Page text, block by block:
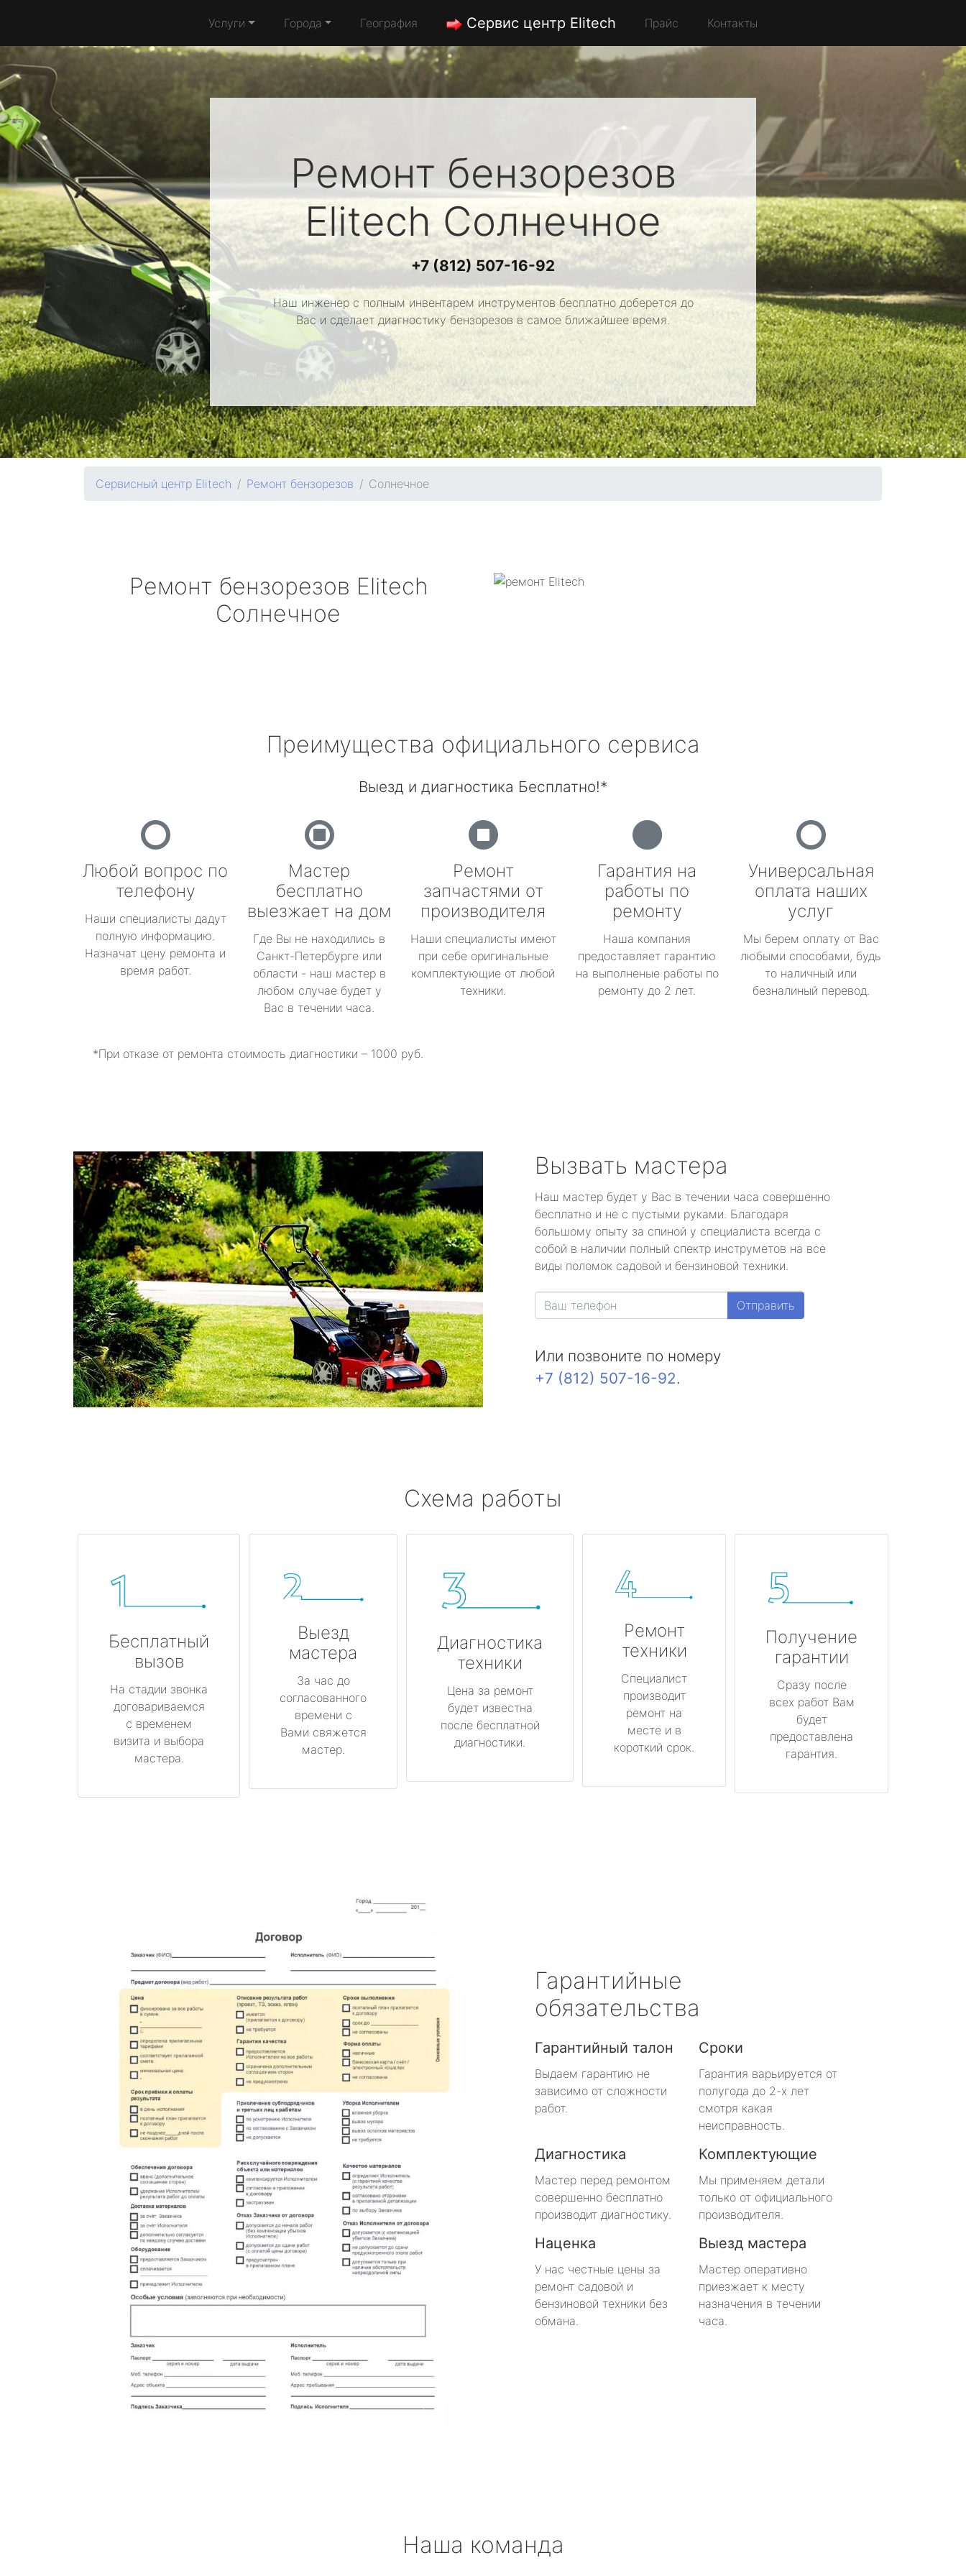
Услуги Города География Сервис центр Elitech Прайс Контакты
Ремонт бензорезов
ElitechСолнечное
+7 (812) 507-16-92
Наш инженер с полным инвентарем инструментов бесплатно доберется до
Вас и сделает диагностику бензорезов в самое ближайшее время.
Сервисный центр Elitech Ремонт бензорезов Солнечное
Ремонт бензорезов Elitech
Солнечное
Преимущества официального сервиса
Выезд и диагностика Бесплатно!*
Любой вопрос по
телефону
Наши специалисты дадут
полную информацию.
Назначат цену ремонта и
время работ.
Мастер
бесплатно
выезжает на дом
Где Вы не находились в
Санкт-Петербурге или
области - наш мастер в
любом случае будет у
Вас в течении часа.
Ремонт
запчастями от
производителя
Наши специалисты имеют
при себе оригинальные
комплектующие от любой
техники.
Гарантия на
работы по
ремонту
Наша компания
предоставляет гарантию
на выполненые работы по
ремонту до 2 лет.
Универсальная
оплата наших
услуг
Мы берем оплату от Вас
любыми способами, будь
то наличный или
безналиный перевод.
*При отказе от ремонта стоимость диагностики – 1000 руб.
Вызвать мастера
Наш мастер будет у Вас в течении часа совершенно
бесплатно и не с пустыми руками. Благодаря
большому опыту за спиной у специалиста всегда с
собой в наличии полный спектр инструметов на все
виды поломок садовой и бензиновой техники.
Отправить
Или позвоните по номеру
+7 (812) 507-16-92.
Схема работы
Бесплатный
вызов
На стадии звонка
договариваемся
с временем
визита и выбора
мастера.
Выезд
мастера
За час до
согласованного
времени с
Вами свяжется
мастер.
Диагностика
техники
Цена за ремонт
будет известна
после бесплатной
диагностики.
Ремонт
техники
Специалист
производит
ремонт на
месте и в
короткий срок.
Получение
гарантии
Сразу после
всех работ Вам
будет
предоставлена
гарантия.
Гарантийные
обязательства
Гарантийный талон
Выдаем гарантию не
зависимо от сложности
работ.
Сроки
Гарантия варьируется от
полугода до 2-х лет
смотря какая
неисправность.
Диагностика
Мастер перед ремонтом
совершенно бесплатно
производит диагностику.
Комплектующие
Мы применяем детали
только от официального
производителя.
Наценка
У нас честные цены за
ремонт садовой и
бензиновой техники без
обмана.
Выезд мастера
Мастер оперативно
приезжает к месту
назначения в течении
часа.
Наша команда